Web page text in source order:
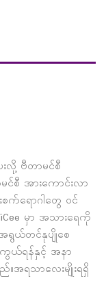
လို့ ဗီတာမင်စီ
င်စီ အားကောင်းလာ
ရောဂါတွေ ဝင်
မှာ အသားရေကို
အရွယ်တင်နုပျိုစေ
ကွယ်ရန်နှင့် အနာ
အရသာလေးမျိုးရရှိ